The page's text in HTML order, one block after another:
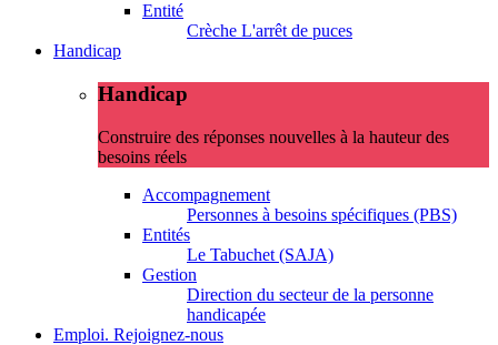
Entité
Crèche L'arrêt de puces
Handicap
Handicap
Construire des réponses nouvelles à la hauteur des
besoins réels
Accompagnement
Personnes à besoins spécifiques (PBS)
Entités
Le Tabuchet (SAJA)
Gestion
Direction du secteur de la personne
handicapée
Emploi. Rejoignez-nous